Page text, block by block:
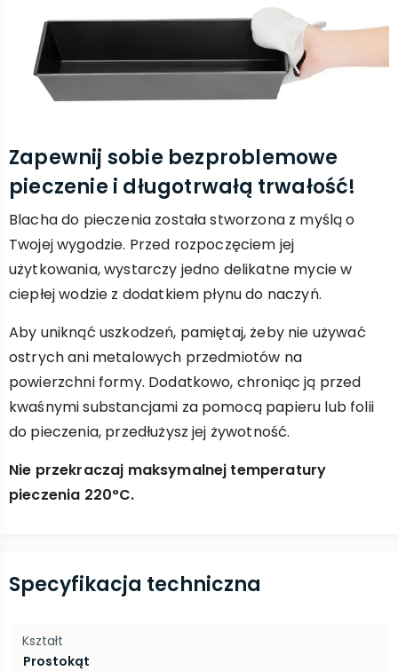
Zapewnij sobie bezproblemowe
pieczenie i długotrwałą trwałość!
Blacha do pieczenia została stworzona z myślą o
Twojej wygodzie. Przed rozpoczęciem jej
użytkowania, wystarczy jedno delikatne mycie w
ciepłej wodzie z dodatkiem płynu do naczyń.
Aby uniknąć uszkodzeń, pamiętaj, żeby nie używać
ostrych ani metalowych przedmiotów na
powierzchni formy. Dodatkowo, chroniąc ją przed
kwaśnymi substancjami za pomocą papieru lub folii
do pieczenia, przedłużysz jej żywotność.
Nie przekraczaj maksymalnej temperatury
pieczenia 220°C.
Specyfikacja techniczna
Kształt
Prostokąt